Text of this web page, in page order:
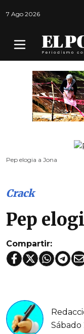
7 Ago 2026
Pep elogia a Jona
Crack
Pep
Compartir:
Sábado